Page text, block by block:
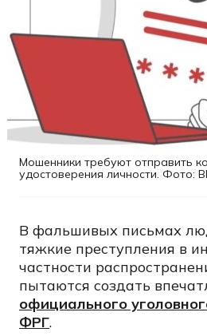
Мошенники требуют отправить
удостоверения личности. Фото:
В фальшивых письмах
тяжкие преступления в
частности
пытаются создать
официального
ФРГ.